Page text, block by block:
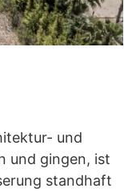
und
und gingen, ist
standhaft